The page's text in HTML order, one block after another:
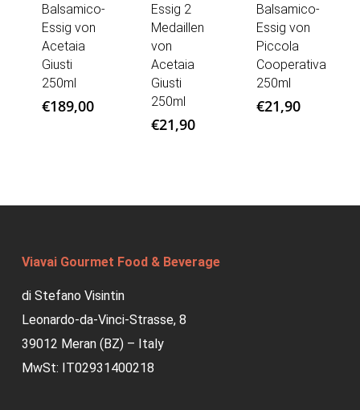
Balsamico-
Essig von
Acetaia
Giusti
250ml
€189,00
Essig 2
Medaillen
von
Acetaia
Giusti
250ml
€21,90
Balsamico-
Essig von
Piccola
Cooperativa
250ml
€21,90
Viavai Gourmet Food & Beverage
di Stefano Visintin
Leonardo-da-Vinci-Strasse, 8
39012 Meran (BZ) – Italy
MwSt: IT02931400218